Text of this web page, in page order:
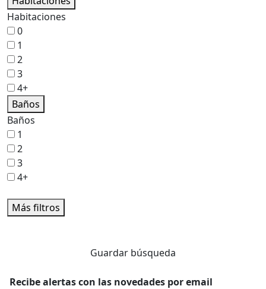
Habitaciones
0
1
2
3
4+
Baños
Baños
1
2
3
4+
Más filtros
Guardar búsqueda
Recibe alertas con las novedades por email